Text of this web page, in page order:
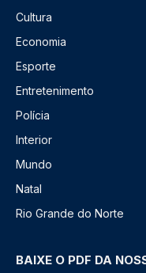
Cultura
Economia
Esporte
Entretenimento
Polícia
Interior
Mundo
Natal
Rio Grande do Norte
BAIXE O PDF DA